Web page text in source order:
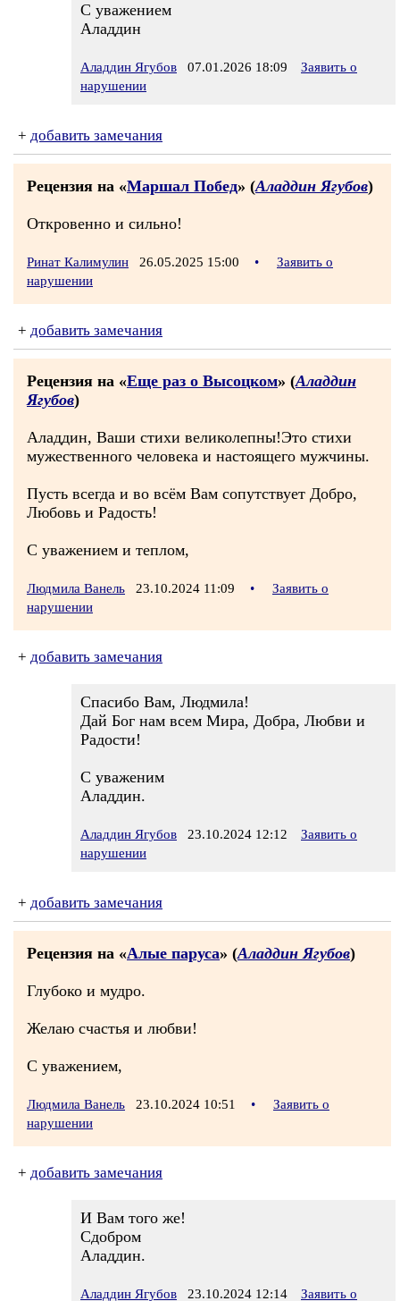
С уважением
Аладдин
Аладдин Ягубов 07.01.2026 18:09
Заявить о
нарушении
+ добавить замечания
Рецензия на «Маршал Побед» (Аладдин Ягубов)
Откровенно и сильно!
Ринат Калимулин 26.05.2025 15:00 •
Заявить о
нарушении
+ добавить замечания
Рецензия на «Еще раз о Высоцком» (Аладдин
Ягубов)
Аладдин, Ваши стихи великолепны!Это стихи
мужественного человека и настоящего мужчины.
Пусть всегда и во всём Вам сопутствует Добро,
Любовь и Радость!
С уважением и теплом,
Людмила Ванель 23.10.2024 11:09 •
Заявить о
нарушении
+ добавить замечания
Спасибо Вам, Людмила!
Дай Бог нам всем Мира, Добра, Любви и
Радости!
С уваженим
Аладдин.
Аладдин Ягубов 23.10.2024 12:12
Заявить о
нарушении
+ добавить замечания
Рецензия на «Алые паруса» (Аладдин Ягубов)
Глубоко и мудро.
Желаю счастья и любви!
С уважением,
Людмила Ванель 23.10.2024 10:51 •
Заявить о
нарушении
+ добавить замечания
И Вам того же!
Сдобром
Аладдин.
Аладдин Ягубов 23.10.2024 12:14 Заявить о